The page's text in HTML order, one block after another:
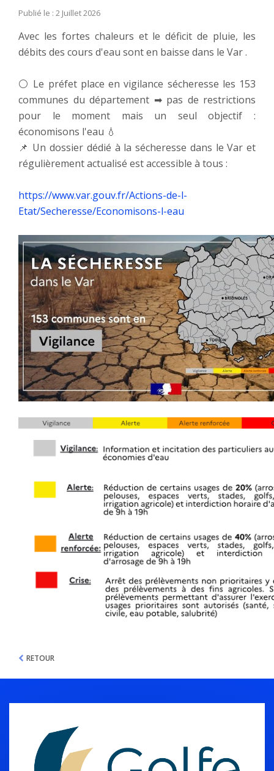
Publié le : 2 Juillet 2026
Avec les fortes chaleurs et le déficit de pluie, les
débits des cours d'eau sont en baisse dans le Var .
⚪ Le préfet place en vigilance sécheresse les 153
communes du département ➡ pas de restrictions
pour le moment mais un seul objectif :
économisons l'eau 💧
📌 Un dossier dédié à la sécheresse dans le Var et
régulièrement actualisé est accessible à tous :
https://www.var.gouv.fr/Actions-de-l-
Etat/Secheresse/Economisons-l-eau
RETOUR